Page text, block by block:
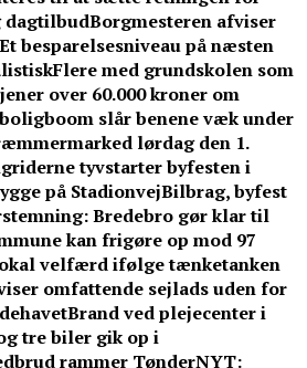
dagtilbudBorgmesteren afviser
besparelsesniveau på næsten
Flere med grundskolen som
over 60.000 kroner om
slår benene væk under
lørdag den 1.
tyvstarter byfesten i
på StadionvejBilbrag, byfest
Bredebro gør klar til
kan frigøre op mod 97
velfærd ifølge tænketanken
omfattende sejlads uden for
Brand ved plejecenter i
tre biler gik op i
rammer TønderNYT: